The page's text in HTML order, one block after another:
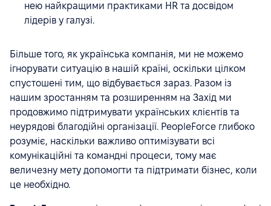
нею найкращими практиками HR та досвідом
лідерів у галузі.
Більше того, як українська компанія, ми не можемо
ігнорувати ситуацію в нашій країні, оскільки цілком
спустошені тим, що відбувається зараз. Разом із
нашим зростанням та розширенням на Захід ми
продовжимо підтримувати українських клієнтів та
неурядові благодійні організації. PeopleForce глибоко
розуміє, наскільки важливо оптимізувати всі
комунікаційні та командні процеси, тому має
величезну мету допомогти та підтримати бізнес, коли
це необхідно.